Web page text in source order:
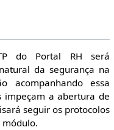
do Portal RH será
da segurança na
acompanhando essa
impeçam a abertura de
seguir os protocolos